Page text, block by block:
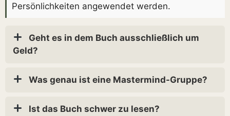
Persönlichkeiten angewendet werden.
Geld?
Was genau ist eine Mastermind-Gruppe?
Ist das Buch schwer zu lesen?